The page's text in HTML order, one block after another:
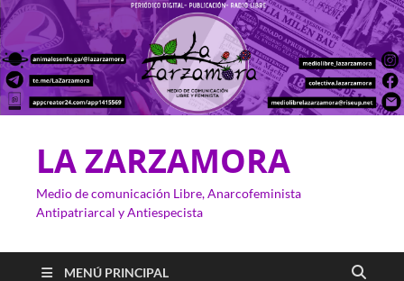
LA ZARZAMORA
Medio de comunicación Libre, Anarcofeminista
Antipatriarcal y Antiespecista
MENÚ PRINCIPAL